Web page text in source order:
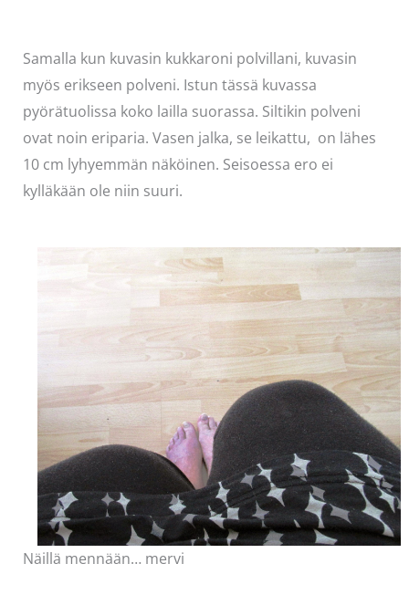
Samalla kun kuvasin kukkaroni polvillani, kuvasin
myös erikseen polveni. Istun tässä kuvassa
pyörätuolissa koko lailla suorassa. Siltikin polveni
ovat noin eriparia. Vasen jalka, se leikattu, on lähes
10 cm lyhyemmän näköinen. Seisoessa ero ei
kylläkään ole niin suuri.
Näillä mennään… mervi